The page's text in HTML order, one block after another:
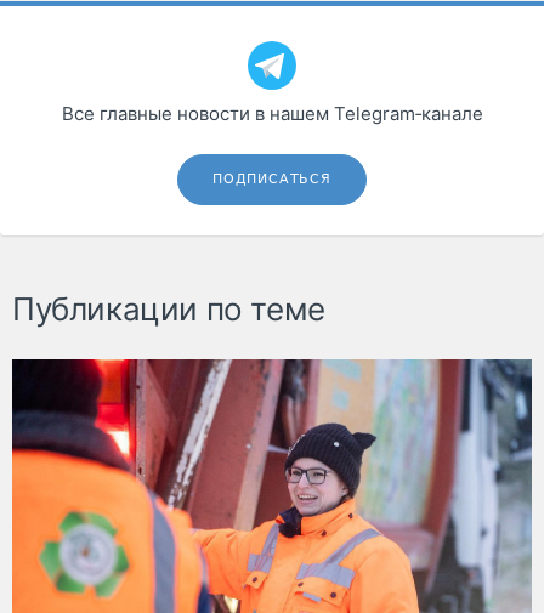
Все главные новости в нашем Telegram‑канале
ПОДПИСАТЬСЯ
Публикации по теме